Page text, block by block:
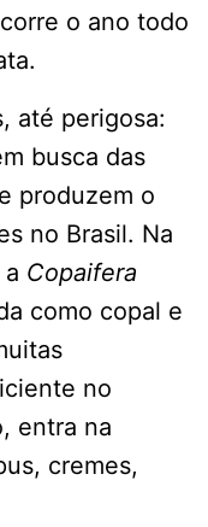
o ano todo
até perigosa:
busca das
produzem o
no Brasil. Na
Copaifera
como copal e
no
entra na
cremes,